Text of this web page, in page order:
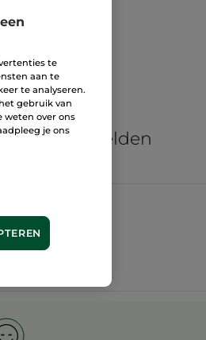
hectare
velden
te
aan te
te analyseren.
gebruik van
weten over ons
je ons